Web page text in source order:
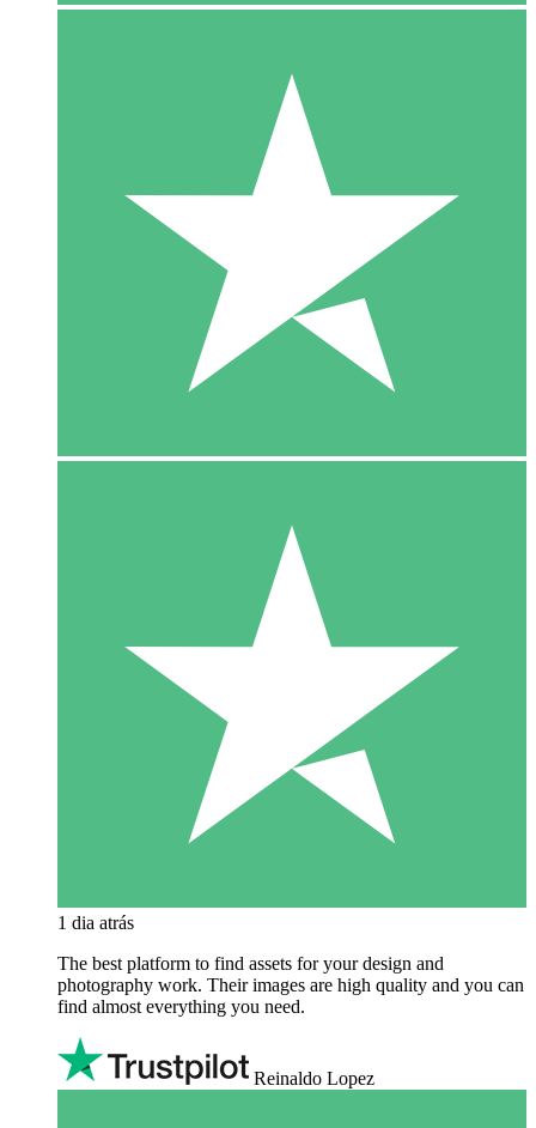
1 dia atrás
The best platform to find assets for your design and
photography work. Their images are high quality and you can
find almost everything you need.
Reinaldo Lopez